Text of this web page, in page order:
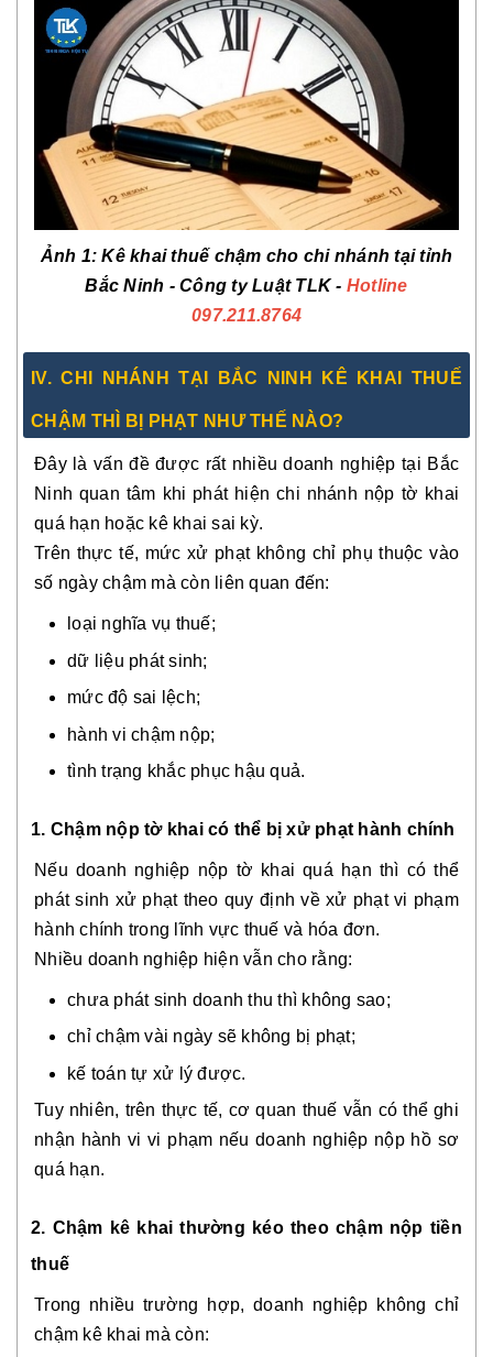
Ảnh 1: Kê khai thuế chậm cho chi nhánh tại tỉnh
Bắc Ninh - Công ty Luật TLK - Hotline
097.211.8764
IV. CHI NHÁNH TẠI BẮC NINH KÊ KHAI THUẾ
CHẬM THÌ BỊ PHẠT NHƯ THẾ NÀO?
Đây là vấn đề được rất nhiều doanh nghiệp tại Bắc
Ninh quan tâm khi phát hiện chi nhánh nộp tờ khai
quá hạn hoặc kê khai sai kỳ.
Trên thực tế, mức xử phạt không chỉ phụ thuộc vào
số ngày chậm mà còn liên quan đến:
loại nghĩa vụ thuế;
dữ liệu phát sinh;
mức độ sai lệch;
hành vi chậm nộp;
tình trạng khắc phục hậu quả.
1. Chậm nộp tờ khai có thể bị xử phạt hành chính
Nếu doanh nghiệp nộp tờ khai quá hạn thì có thể
phát sinh xử phạt theo quy định về xử phạt vi phạm
hành chính trong lĩnh vực thuế và hóa đơn.
Nhiều doanh nghiệp hiện vẫn cho rằng:
chưa phát sinh doanh thu thì không sao;
chỉ chậm vài ngày sẽ không bị phạt;
kế toán tự xử lý được.
Tuy nhiên, trên thực tế, cơ quan thuế vẫn có thể ghi
nhận hành vi vi phạm nếu doanh nghiệp nộp hồ sơ
quá hạn.
2. Chậm kê khai thường kéo theo chậm nộp tiền
thuế
Trong nhiều trường hợp, doanh nghiệp không chỉ
chậm kê khai mà còn: